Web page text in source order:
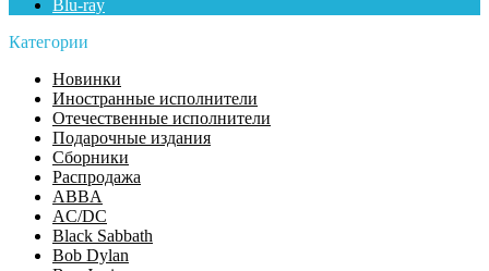
Blu-ray
Категории
Новинки
Иностранные исполнители
Отечественные исполнители
Подарочные издания
Сборники
Распродажа
ABBA
AC/DC
Black Sabbath
Bob Dylan